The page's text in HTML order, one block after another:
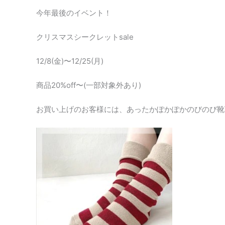
今年最後のイベント！
クリスマスシークレットsale
12/8(金)〜12/25(月)
商品20%off〜(一部対象外あり)
お買い上げのお客様には、あったかぽかぽかのびのび